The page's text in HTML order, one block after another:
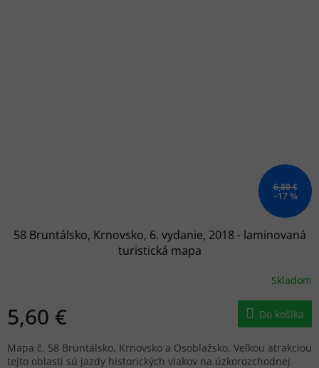
6,80 €
–17 %
58 Bruntálsko, Krnovsko, 6. vydanie, 2018 - laminovaná
turistická mapa
Skladom
5,60 € Do košíka
Mapa č. 58 Bruntálsko, Krnovsko a Osoblažsko. Veľkou atrakciou
tejto oblasti sú jazdy historických vlakov na úzkorozchodnej